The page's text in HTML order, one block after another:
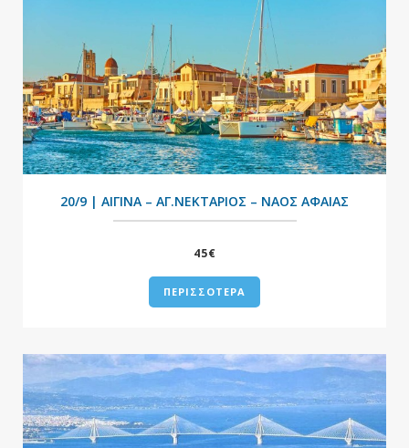
+
20/9 | ΑΙΓΙΝΑ – ΑΓ.ΝΕΚΤΑΡΙΟΣ – ΝΑΟΣ ΑΦΑΙΑΣ
45€
ΠΕΡΙΣΣΟΤΕΡΑ